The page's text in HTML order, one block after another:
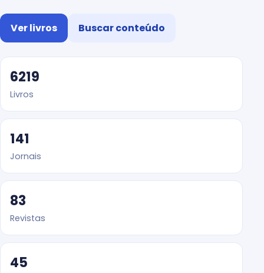
Ver livros Buscar conteúdo
6219
Livros
141
Jornais
83
Revistas
45